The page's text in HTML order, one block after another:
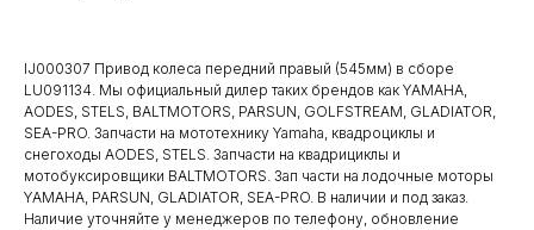
IJ000307 Привод колеса передний правый (545мм) в сборе
LU091134. Мы официальный дилер таких брендов как YAMAHA,
AODES, STELS, BALTMOTORS, PARSUN, GOLFSTREAM, GLADIATOR,
SEA-PRO. Запчасти на мототехнику Yamaha, квадроциклы и
снегоходы AODES, STELS. Запчасти на квадрициклы и
мотобуксировщики BALTMOTORS. Зап части на лодочные моторы
YAMAHA, PARSUN, GLADIATOR, SEA-PRO. В наличии и под заказ.
Наличие уточняйте у менеджеров по телефону, обновление